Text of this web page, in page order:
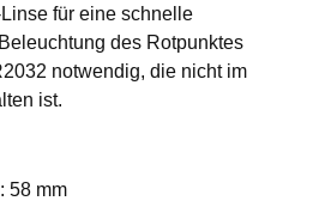
für eine schnelle
des Rotpunktes
notwendig, die nicht im
ist.
58 mm